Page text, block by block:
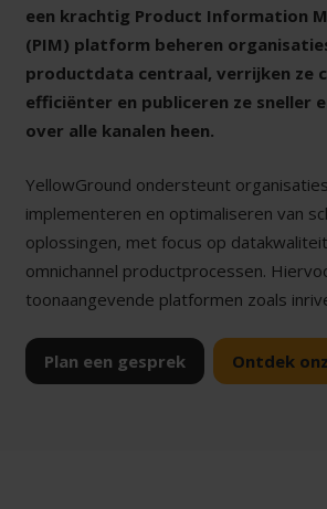
een krachtig Product Information
(PIM) platform beheren
productdata centraal, verrijken ze
efficiënter en publiceren ze sneller
over alle kanalen heen.
YellowGround ondersteunt
implementeren en optimaliseren van
oplossingen, met focus op
omnichannel productprocessen.
toonaangevende platformen zoals
Plan een gesprek Ontdek